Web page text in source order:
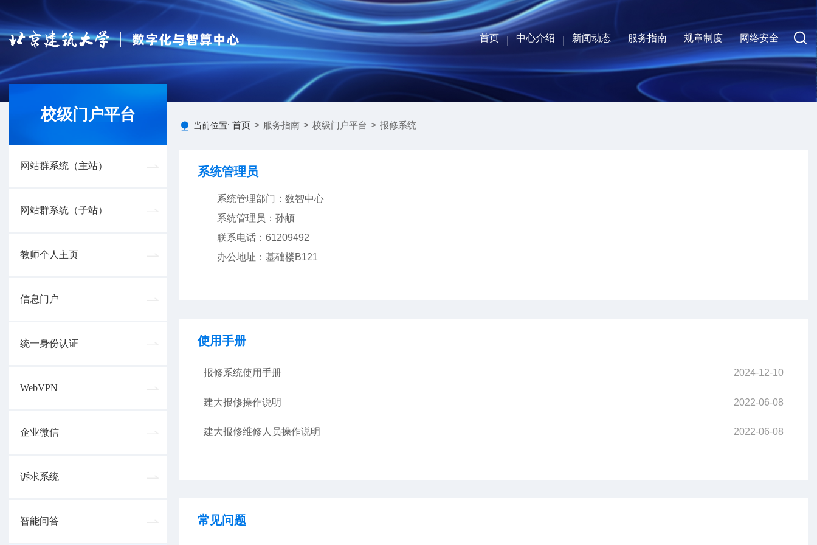
首页 中心介绍
中心简介
组织架构
业务分工
部门联系人
新闻动态
中心新闻
通知公告
行业资讯
服务指南
校级门户平台
校级流程和数据平台
人才培养与科学研究
管理服务系统
校级网络应用
校园一卡通系统
其他系统与服务
规章制度
法律法规
上级制度
校级制度
部门制度
网络安全
安全公告
安全服务
校级门户平台
网站群系统（主站）
网站群系统（子站）
教师个人主页
信息门户
统一身份认证
WebVPN
企业微信
诉求系统
智能问答
当前位置: 首页 > 服务指南 > 校级门户平台 > 报修系统
系统管理员
系统管理部门：数智中心
系统管理员：孙頔
联系电话：61209492
办公地址：基础楼B121
使用手册
2024-12-10
报修系统使用手册
2022-06-08
建大报修操作说明
2022-06-08
建大报修维修人员操作说明
常见问题